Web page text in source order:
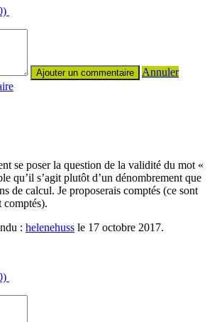
Annuler
se poser la question de la validité du mot «
qu’il s’agit plutôt d’un dénombrement que
de calcul. Je proposerais comptés (ce sont
comptés).
: helenehuss le 17 octobre 2017.